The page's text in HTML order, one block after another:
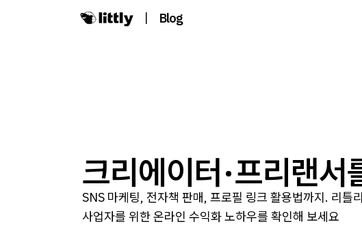
| Blog
크리에이터·프리랜
SNS 마케팅, 전자책 판매, 프로필 링크 활용법까지. 리틀
사업자를 위한 온라인 수익화 노하우를 확인해 보세요